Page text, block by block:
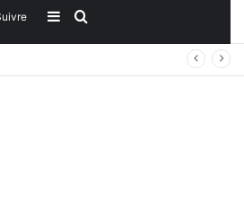
Rechercher
Sidebar